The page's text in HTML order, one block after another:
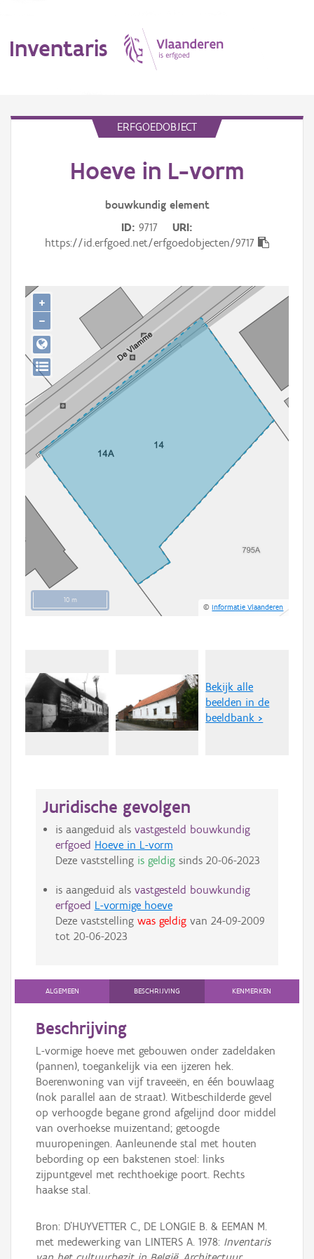
Inventaris
Gebeurtenis
Persoon of collectief
Downloads
Hergebruik
Aanmelden
ERFGOEDOBJECT
Hoeve in L-vorm
bouwkundig element
ID 9717
URI
https://id.erfgoed.net/erfgoedobjecten/9717
10 m
©Informatie Vlaanderen
+
−
Bekijk alle
beelden in de
beeldbank >
Juridische gevolgen
is aangeduid als vastgesteld bouwkundig
erfgoed Hoeve in L-vorm
Deze vaststelling is geldigsinds 20-06-2023
is aangeduid als vastgesteld bouwkundig
erfgoed L-vormige hoeve
Deze vaststelling was geldigvan 24-09-2009
tot 20-06-2023
ALGEMEEN BESCHRIJVING KENMERKEN
Beschrijving
L-vormige hoeve met gebouwen onder zadeldaken
(pannen), toegankelijk via een ijzeren hek.
Boerenwoning van vijf traveeën, en één bouwlaag
(nok parallel aan de straat). Witbeschilderde gevel
op verhoogde begane grond afgelijnd door middel
van overhoekse muizentand; getoogde
muuropeningen. Aanleunende stal met houten
bebording op een bakstenen stoel: links
zijpuntgevel met rechthoekige poort. Rechts
haakse stal.
Bron: D'HUYVETTER C., DE LONGIE B. & EEMAN M.
met medewerking van LINTERS A. 1978: Inventaris